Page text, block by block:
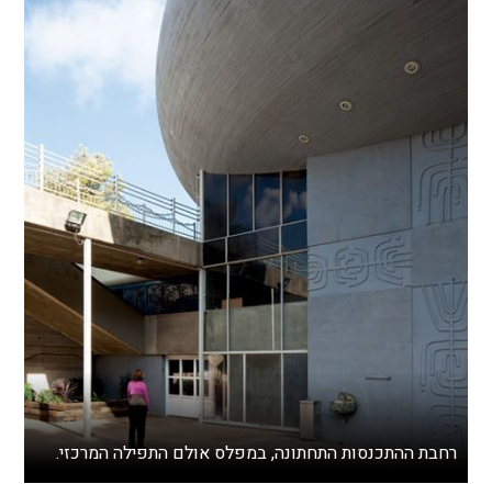
רחבת ההתכנסות התחתונה, במפלס אולם התפילה המרכזי.